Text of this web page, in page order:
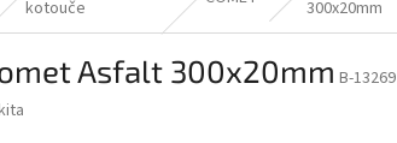
kotouče
300x20mm
Asfalt 300x20mm B-13269